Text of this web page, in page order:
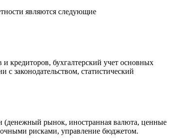
являются следующие
кредиторов, бухгалтерский учет основных
с законодательством, статистический
(денежный рынок, иностранная валюта, ценные
рисками, управление бюджетом.